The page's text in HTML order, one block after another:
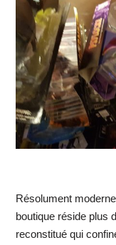
Résolument
boutique réside plus
reconstitué qui